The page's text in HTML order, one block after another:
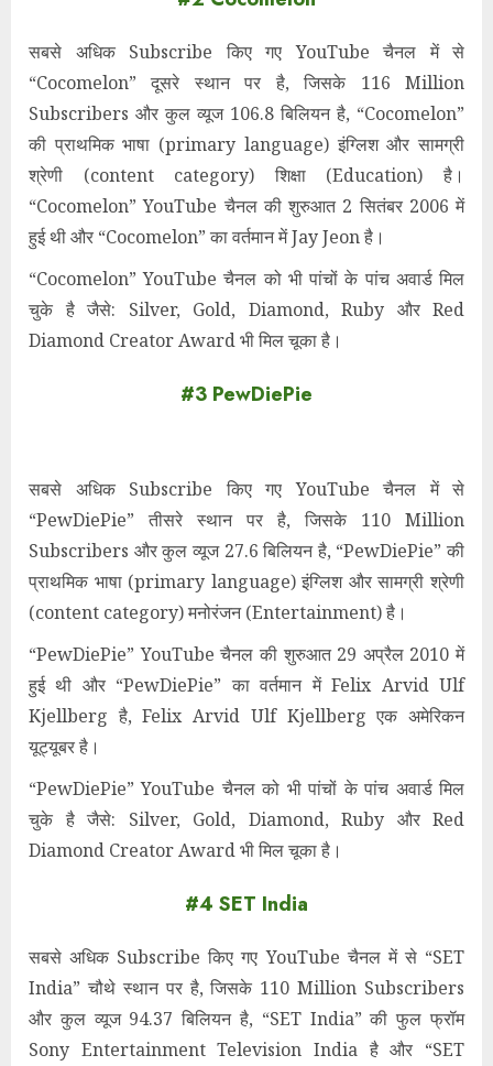
सबसे अधिक Subscribe किए गए YouTube चैनल में से
“Cocomelon” दूसरे स्थान पर है, जिसके 116 Million
Subscribers और कुल व्यूज 106.8 बिलियन है, “Cocomelon”
की प्राथमिक भाषा (primary language) इंग्लिश और सामग्री
श्रेणी (content category) शिक्षा (Education) है।
“Cocomelon” YouTube चैनल की शुरुआत 2 सितंबर 2006 में
हुई थी और “Cocomelon” का वर्तमान में Jay Jeon है।
“Cocomelon” YouTube चैनल को भी पांचों के पांच अवार्ड मिल
चुके है जैसे: Silver, Gold, Diamond, Ruby और Red
Diamond Creator Awardभी मिल चूका है।
#3 PewDiePie
सबसे अधिक Subscribe किए गए YouTube चैनल में से
“PewDiePie” तीसरे स्थान पर है, जिसके 110 Million
Subscribers और कुल व्यूज 27.6 बिलियन है, “PewDiePie” की
प्राथमिक भाषा (primary language) इंग्लिश और सामग्री श्रेणी
(content category) मनोरंजन (Entertainment) है।
“PewDiePie” YouTube चैनल की शुरुआत 29 अप्रैल 2010 में
हुई थी और “PewDiePie” का वर्तमान में Felix Arvid Ulf
Kjellberg है, Felix Arvid Ulf Kjellberg एक अमेरिकन
यूट्यूबर है।
“PewDiePie” YouTube चैनल को भी पांचों के पांच अवार्ड मिल
चुके है जैसे: Silver, Gold, Diamond, Ruby और Red
Diamond Creator Awardभी मिल चूका है।
#4 SET India
सबसे अधिक Subscribe किए गए YouTube चैनल में से “SET
India” चौथे स्थान पर है, जिसके 110 Million Subscribers
और कुल व्यूज 94.37 बिलियन है, “SET India” की फुल फ्रॉम
Sony Entertainment Television India है और “SET